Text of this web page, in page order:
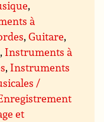
,
à
,Guitare,
, Instruments à
, Instruments
/
et